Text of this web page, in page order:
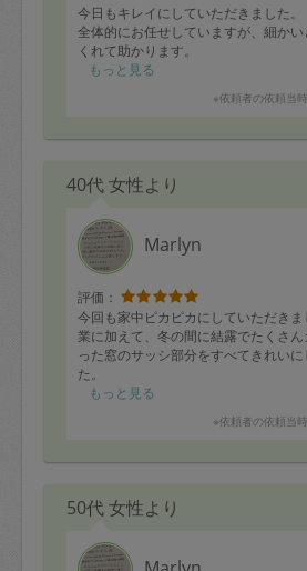
今日もキレイにしていただきました。
全体的にお任せしていますが、細か
くれて助かります。
もっと見る
※依頼者の依頼当
40代 女性より
Marlyn
評価：
今回も家中ピカピカにしていただき
業に加えて、冬の間に結露でたくさん
った窓のサッシ部分をすべてきれい
た。
最近お風呂場のかび臭さが気になって
れいになるようで、とっても気持ち
もっと見る
※依頼者の依頼当
50代 女性より